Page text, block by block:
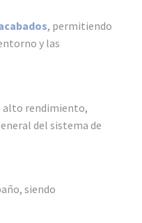
, permitiendo
y las
alto rendimiento,
del sistema de
siendo